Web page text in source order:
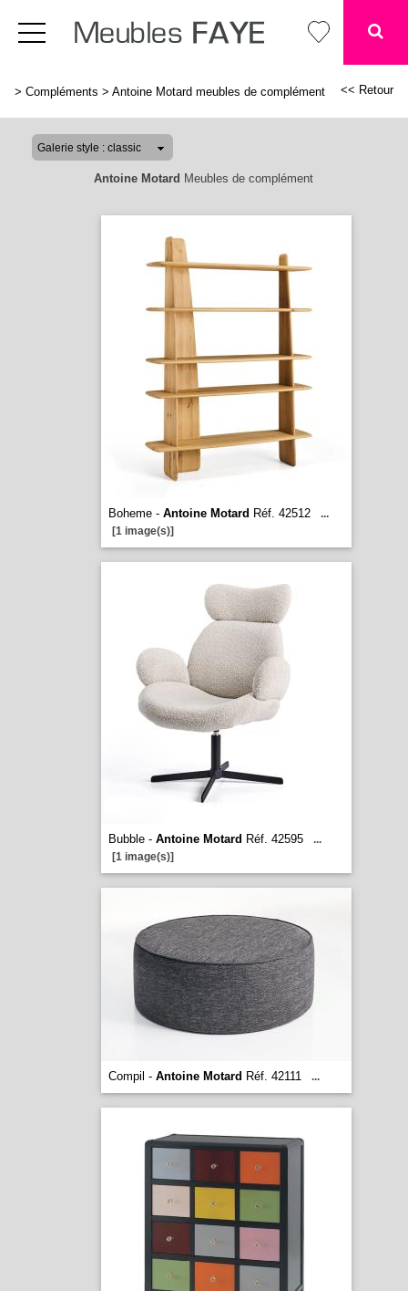
> Compléments > Antoine Motard meubles de complément << Retour
Antoine Motard Meubles de complément
Boheme - Antoine Motard Réf. 42512
...
[1 image(s)]
Bubble - Antoine Motard Réf. 42595
...
[1 image(s)]
Compil - Antoine Motard Réf. 42111 ...